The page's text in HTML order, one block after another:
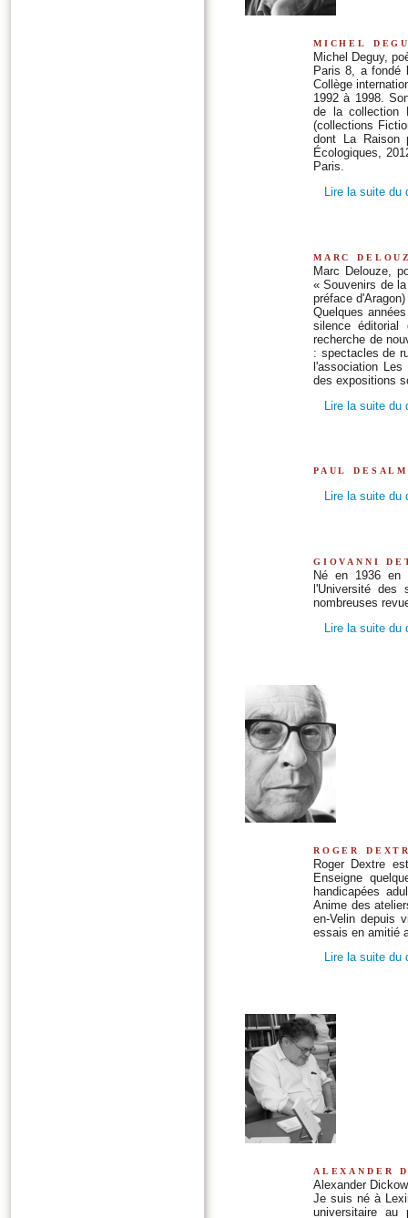
michel
Michel Deguy,
Paris 8, a fondé
Collège
1992 à 1998.
de la collection
(collections
dont La Raison
Écologiques,
Paris.
Lire la suite du
marc
Marc Delouze,
« Souvenirs de
préface
Quelques
silence éditorial
recherche de
: spectacles de
l'association
des expositions
Lire la suite du
paul
Lire la suite du
giovanni
Né en 1936 en
l'Université
nombreuses
Lire la suite du
roger
Roger Dextre
Enseigne
handicapées
Anime des
en-Velin depuis
essais en amitié
Lire la suite du
alexander
Alexander
Je suis né à
universitaire